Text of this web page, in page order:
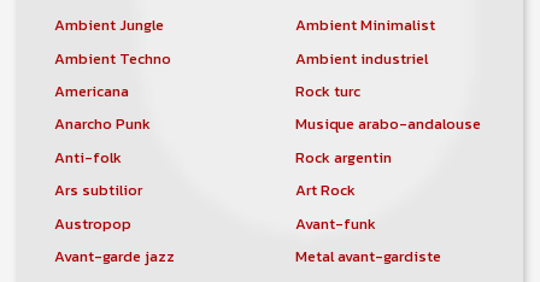
Ambient Jungle
Ambient Minimalist
Ambient Techno
Ambient industriel
Americana
Rock turc
Anarcho Punk
Musique arabo-andalouse
Anti-folk
Rock argentin
Ars subtilior
Art Rock
Austropop
Avant-funk
Avant-garde jazz
Metal avant-gardiste